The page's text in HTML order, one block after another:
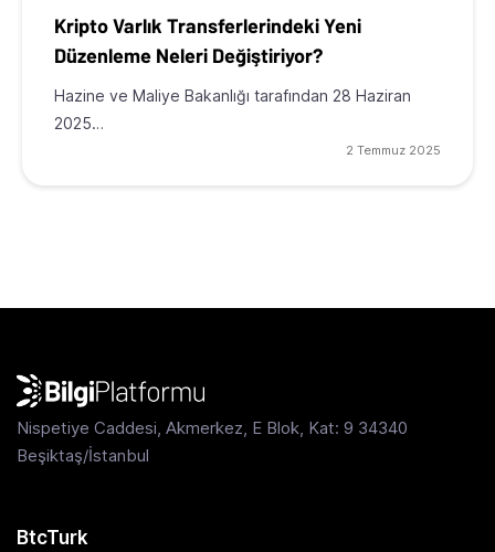
Kripto Varlık Transferlerindeki Yeni
Düzenleme Neleri Değiştiriyor?
Hazine ve Maliye Bakanlığı tarafından 28 Haziran
2025…
2 Temmuz 2025
Nispetiye Caddesi, Akmerkez, E Blok, Kat: 9 34340
Beşiktaş/İstanbul
BtcTurk